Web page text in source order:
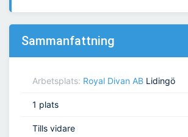
Sammanfattning
Arbetsplats: Royal Divan AB Lidingö
1 plats
Tills vidare